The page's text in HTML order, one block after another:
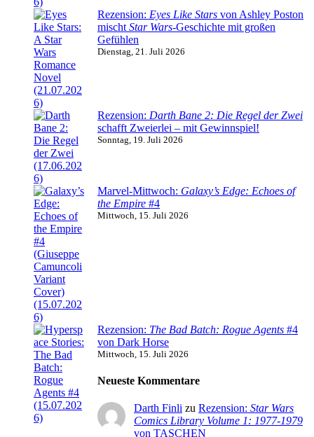
Rezension: Eyes Like Stars von Ashley Poston
mischt Star Wars-Geschichte mit großen
Gefühlen
Dienstag, 21. Juli 2026
Rezension: Darth Bane 2: Die Regel der Zwei
schafft Zweierlei – mit Gewinnspiel!
Sonntag, 19. Juli 2026
Marvel-Mittwoch: Galaxy’s Edge: Echoes of
the Empire #4
Mittwoch, 15. Juli 2026
Rezension: The Bad Batch: Rogue Agents #4
von Dark Horse
Mittwoch, 15. Juli 2026
Neueste Kommentare
Darth Finli zu Rezension: Star Wars
Comics Library Volume 1: 1977-1979
von TASCHEN